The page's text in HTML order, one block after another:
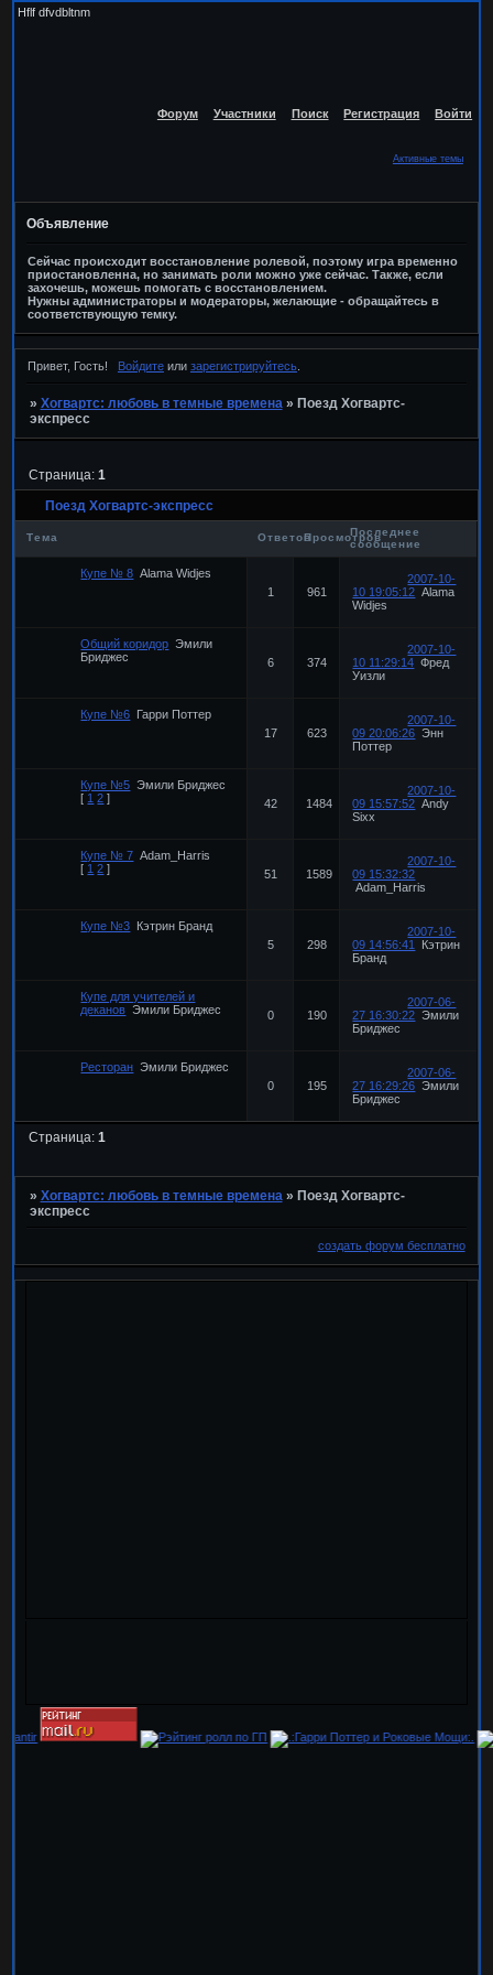
Hflf dfvdbltnm
Форум Участники Поиск Регистрация Войти
Активные темы
Объявление
Сейчас происходит восстановление ролевой, поэтому игра временно
приостановленна, но занимать роли можно уже сейчас. Также, если
захочешь, можешь помогать с восстановлением.
Нужны администраторы и модераторы, желающие - обращайтесь в
соответствующую темку.
Привет, Гость! Войдитеили зарегистрируйтесь.
» Хогвартс: любовь в темные времена » Поезд Хогвартс-
экспресс
Поезд Хогвартс-экспресс
Страница: 1
Тема ОтветовПросмотровПоследнее
сообщение
Купе № 8 Alama Widjes
1
961
2007-10-
10 19:05:12 Alama
Widjes
Общий коридор Эмили
Бриджес
6 374
2007-10-
10 11:29:14 Фред
Уизли
Купе №6 Гарри Поттер
17
623
2007-10-
09 20:06:26 Энн
Поттер
Купе №5 Эмили Бриджес
[ 1 2 ] 42 1484
2007-10-
09 15:57:52 Andy
Sixx
Купе № 7 Adam_Harris
[ 1 2 ] 51 1589
2007-10-
09 15:32:32
Adam_Harris
Купе №3 Кэтрин Бранд
5
298
2007-10-
09 14:56:41
Кэтрин
Бранд
Купе для учителей и
деканов Эмили Бриджес 0 190
2007-06-
27 16:30:22 Эмили
Бриджес
Ресторан Эмили Бриджес
0
195
2007-06-
27 16:29:26 Эмили
Бриджес
Страница: 1
» Хогвартс: любовь в темные времена » Поезд Хогвартс-
экспресс
создать форум бесплатно